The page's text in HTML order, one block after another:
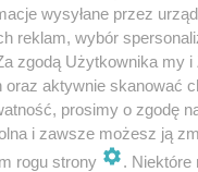
jak stary menel do
wysyłane przez
reklam, wybór
zgodą Użytkownika my
oraz aktywnie skanować
prosimy o zgodę
i zawsze możesz ją
rogu strony
. Niektóre